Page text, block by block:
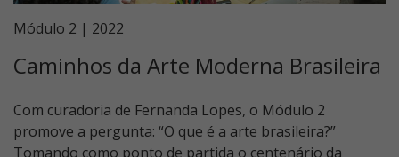
Módulo 2 | 2022
Caminhos da Arte Moderna Brasileira
Com curadoria de Fernanda Lopes, o Módulo 2
promove a pergunta: “O que é a arte brasileira?”
Tomando como ponto de partida o centenário da